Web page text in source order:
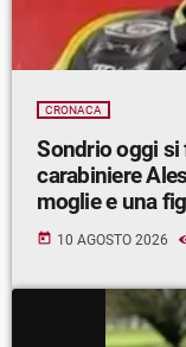
CRONACA
Sondrio oggi si
carabiniere Alessandro Giannetti: lascia la
moglie e una
today 10 AGOSTO 2026